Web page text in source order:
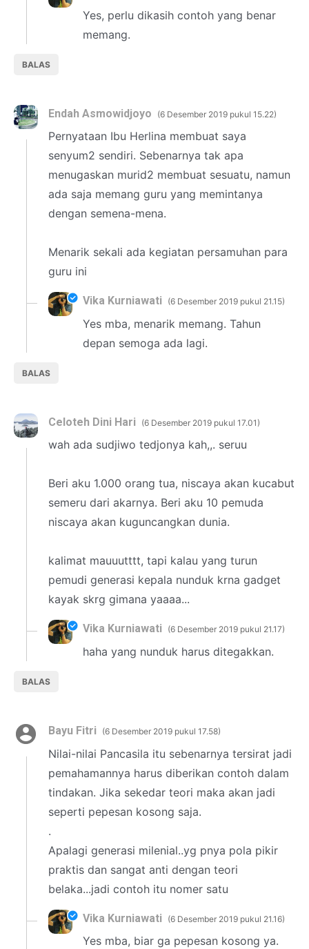
BALAS
Yes, perlu dikasih contoh yang benar
memang.
Endah Asmowidjoyo 6 Desember 2019 pukul 15.22
Pernyataan Ibu Herlina membuat saya
senyum2 sendiri. Sebenarnya tak apa
menugaskan murid2 membuat sesuatu, namun
ada saja memang guru yang memintanya
dengan semena-mena.
Menarik sekali ada kegiatan persamuhan para
guru ini
BALAS
Vika Kurniawati 6 Desember 2019 pukul 21.15
Yes mba, menarik memang. Tahun
depan semoga ada lagi.
Celoteh Dini Hari 6 Desember 2019 pukul 17.01
wah ada sudjiwo tedjonya kah,,. seruu
Beri aku 1.000 orang tua, niscaya akan kucabut
semeru dari akarnya. Beri aku 10 pemuda
niscaya akan kuguncangkan dunia.
kalimat mauuutttt, tapi kalau yang turun
pemudi generasi kepala nunduk krna gadget
kayak skrg gimana yaaaa...
BALAS
Vika Kurniawati 6 Desember 2019 pukul 21.17
haha yang nunduk harus ditegakkan.
Bayu Fitri 6 Desember 2019 pukul 17.58
Nilai-nilai Pancasila itu sebenarnya tersirat jadi
pemahamannya harus diberikan contoh dalam
tindakan. Jika sekedar teori maka akan jadi
seperti pepesan kosong saja.
.
Apalagi generasi milenial..yg pnya pola pikir
praktis dan sangat anti dengan teori
belaka...jadi contoh itu nomer satu
Vika Kurniawati 6 Desember 2019 pukul 21.16
Yes mba, biar ga pepesan kosong ya.